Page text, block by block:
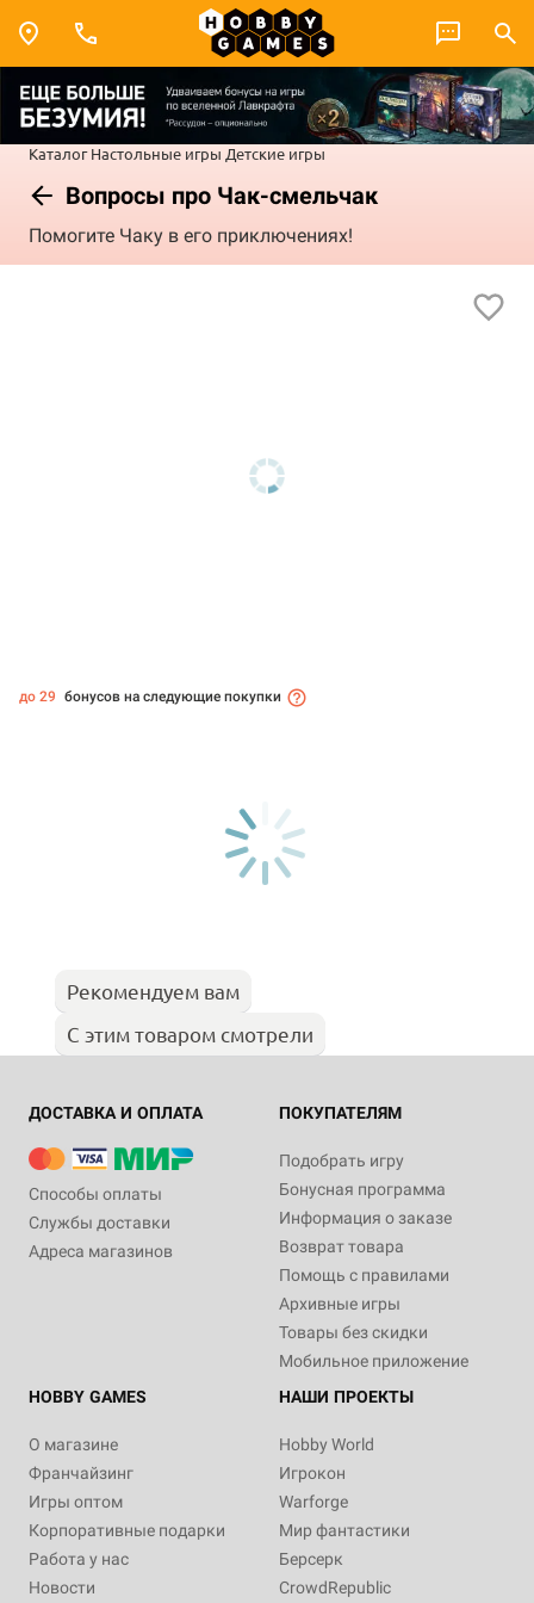
Каталог Настольные игры Детские игры
Вопросы про Чак-смельчак
Помогите Чаку в его приключениях!
до 29 бонусов на следующие покупки
Рекомендуем вам
С этим товаром смотрели
ДОСТАВКА И ОПЛАТА
Способы оплаты
Службы доставки
Адреса магазинов
ПОКУПАТЕЛЯМ
Подобрать игру
Бонусная программа
Информация о заказе
Возврат товара
Помощь с правилами
Архивные игры
Товары без скидки
Мобильное приложение
HOBBY GAMES
О магазине
Франчайзинг
Игры оптом
Корпоративные подарки
Работа у нас
Новости
НАШИ ПРОЕКТЫ
Hobby World
Игрокон
Warforge
Мир фантастики
Берсерк
CrowdRepublic